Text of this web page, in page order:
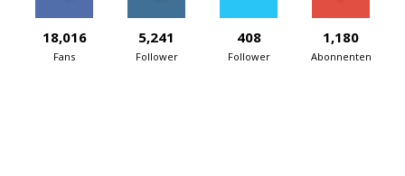
18,016
Fans
5,241
Follower
408
Follower
1,180
Abonnenten